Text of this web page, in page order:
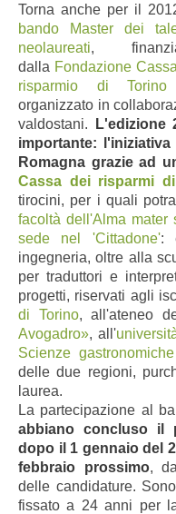
Torna anche per il
bando Master dei
neolaureati,
dalla Fondazione
risparmio di Torino
organizzato in
valdostani.
L'edizione
importante:
Romagna grazie ad
Cassa dei risparmi
tirocini, per i quali
facoltà dell'Alma mater
sede nel 'Cittadone':
ingegneria, oltre alla
per traduttori e
progetti, riservati agli
di Torino, all'ateneo
Avogadro», all'
Scienze gastronomiche
delle due regioni,
laurea.
La partecipazione al
abbiano concluso il
dopo il 1 gennaio del
febbraio prossimo,
delle candidature.
fissato a 24 anni per